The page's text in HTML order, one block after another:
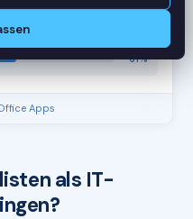
61%
Apps
als IT-